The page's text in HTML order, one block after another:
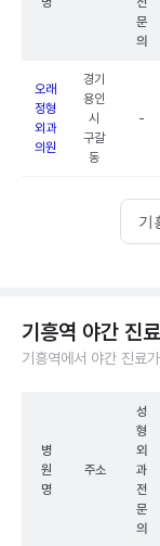
문
의
오래
정형
외과
의원
경기
용인
시
구갈
동
-
기
기흥역 야간 진
기흥역에서 야간 진료
병
원
명
주소
성
형
외
과
전
문
의